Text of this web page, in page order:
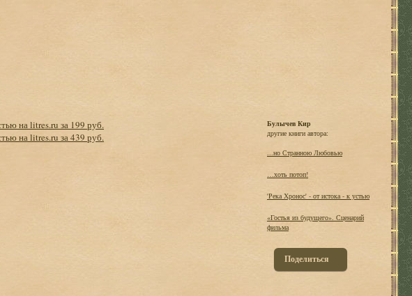
на litres.ru за 199 руб.
на litres.ru за 439 руб.
Булычев Кир
другие книги автора:
...но Странною Любовью
…хоть потоп!
'Река Хронос' - от истока - к устью
«Гостья из будущего». Сценарий
фильма
Поделиться